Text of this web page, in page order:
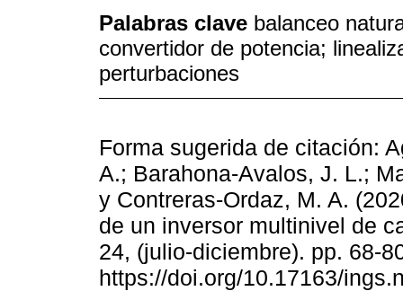
Palabras clave balanceo
convertidor de potencia;
perturbaciones
Forma sugerida de citación:
A.; Barahona-Avalos, J. L.;
y Contreras-Ordaz, M. A.
de un inversor multinivel de
24, (julio-diciembre). pp. 68-
https://doi.org/10.17163/